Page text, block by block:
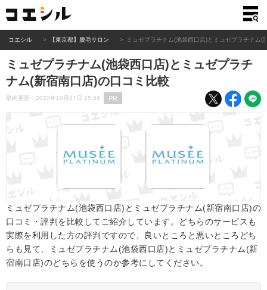
コエシル 【東京都】脱毛サロン ミュゼプラチナム(池袋西口店)とミュゼプラチナム(
ミュゼプラチナム(池袋西口店)とミュゼプラチ
ナム(新宿南口店)の口コミ比較
最終更新：2022年10月27日 15:34 PR
ミュゼプラチナム(池袋西口店)とミュゼプラチナム(新宿南口店)の
口コミ・評判を比較してご紹介しています。どちらのサービスも
実際を利用した方の評判ですので、良いところと悪いところどち
らも見て、ミュゼプラチナム(池袋西口店)とミュゼプラチナム(新
宿南口店)のどちらを使うのか参考にしてください。